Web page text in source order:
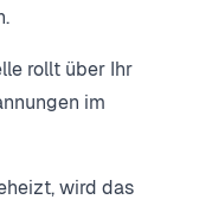
rollt über Ihr
im
wird das